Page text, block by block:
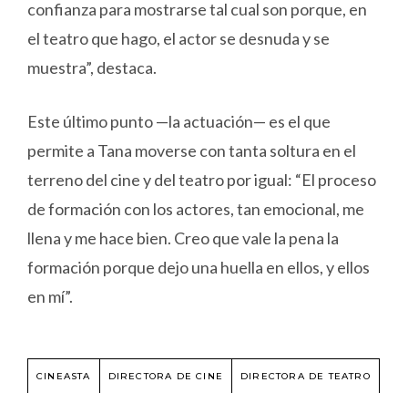
confianza para mostrarse tal cual son porque, en
el teatro que hago, el actor se desnuda y se
muestra”, destaca.
Este último punto —la actuación— es el que
permite a Tana moverse con tanta soltura en el
terreno del cine y del teatro por igual: “El proceso
de formación con los actores, tan emocional, me
llena y me hace bien. Creo que vale la pena la
formación porque dejo una huella en ellos, y ellos
en mí”.
CINEASTA DIRECTORA DE CINE DIRECTORA DE TEATRO